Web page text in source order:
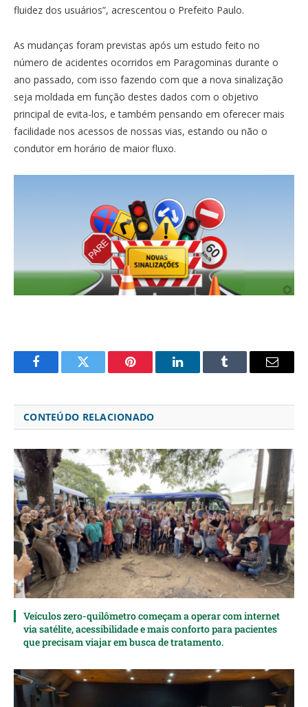
fluidez dos usuários”, acrescentou o Prefeito Paulo.
As mudanças foram previstas após um estudo feito no
número de acidentes ocorridos em Paragominas durante o
ano passado, com isso fazendo com que a nova sinalização
seja moldada em função destes dados com o objetivo
principal de evita-los, e também pensando em oferecer mais
facilidade nos acessos de nossas vias, estando ou não o
condutor em horário de maior fluxo.
FacebookTwitter Pinterest LinkedInTumblr Email
CONTEÚDO RELACIONADO
Veículos zero-quilômetro começam a operar com internet
via satélite, acessibilidade e mais conforto para pacientes
que precisam viajar em busca de tratamento.